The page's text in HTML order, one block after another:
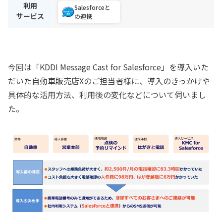
利用
サービス
Salesforceと
の連携
今回は「KDDI Message Cast for Salesforce」を導入いた
だいた自動車販売店Xのご担当者様に、導入のきっかけや
具体的な活用方法、利用後の変化などについて伺いまし
た。